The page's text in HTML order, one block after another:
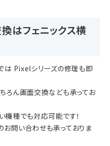
はフェニックス横
は Pixelシリーズの修理も即
ろん画面交換なども承ってお
種でも対応可能です！
問い合わせも承っておりま